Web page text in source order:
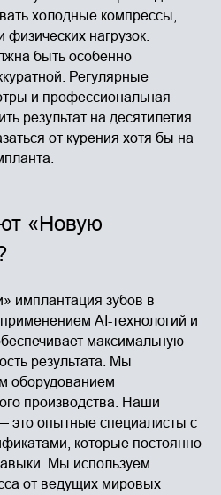
холодные компрессы,
нагрузок.
быть особенно
Регулярные
и профессиональная
результат на десятилетия.
от курения хотя бы на
«Новую
имплантация зубов в
AI-технологий и
максимальную
результата. Мы
оборудованием
производства. Наши
это опытные специалисты с
которые постоянно
Мы используем
от ведущих мировых